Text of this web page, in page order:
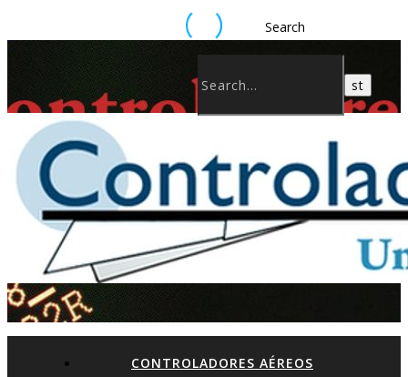
Search
CONTROLADORES AÉREOS